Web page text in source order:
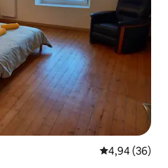
Средна
4,94 (36)